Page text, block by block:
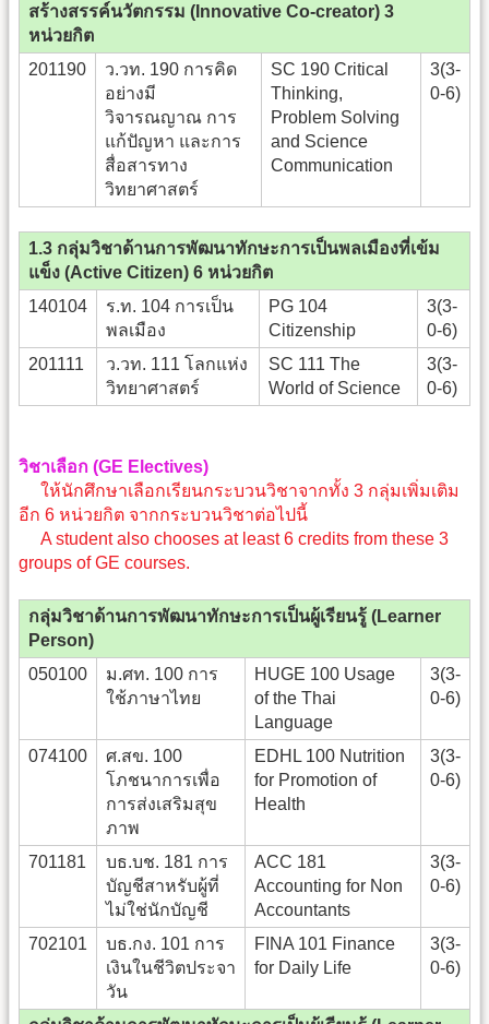
สร้างสรรค์นวัตกรรม (Innovative Co-creator) 3
หน่วยกิต
201190
ว.วท. 190 การคิด
อย่างมี
วิจารณญาณ การ
แก้ปัญหา และการ
สื่อสารทาง
วิทยาศาสตร์
SC 190 Critical
Thinking,
Problem Solving
and Science
Communication
3(3-
0-6)
1.3 กลุ่มวิชาด้านการพัฒนาทักษะการเป็นพลเมืองที่เข้ม
แข็ง (Active Citizen) 6 หน่วยกิต
140104
ร.ท. 104 การเป็น
พลเมือง
PG 104
Citizenship
3(3-
0-6)
201111
ว.วท. 111 โลกแห่ง
วิทยาศาสตร์
SC 111 The
World of Science
3(3-
0-6)
วิชาเลือก (GE Electives)
ให้นักศึกษาเลือกเรียนกระบวนวิชาจากทั้ง 3 กลุ่มเพิ่มเติม
อีก 6 หน่วยกิต จากกระบวนวิชาต่อไปนี้
A student also chooses at least 6 credits from these 3
groups of GE courses.
กลุ่มวิชาด้านการพัฒนาทักษะการเป็นผู้เรียนรู้ (Learner
Person)
050100
ม.ศท. 100 การ
ใช้ภาษาไทย
HUGE 100 Usage
of the Thai
Language
3(3-
0-6)
074100
ศ.สข. 100
โภชนาการเพื่อ
การส่งเสริมสุข
ภาพ
EDHL 100 Nutrition
for Promotion of
Health
3(3-
0-6)
701181
บธ.บช. 181 การ
บัญชีสาหรับผู้ที่
ไม่ใช่นักบัญชี
ACC 181
Accounting for Non
Accountants
3(3-
0-6)
702101
บธ.กง. 101 การ
เงินในชีวิตประจา
วัน
FINA 101 Finance
for Daily Life
3(3-
0-6)